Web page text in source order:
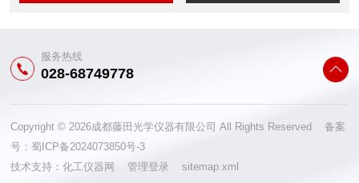
服务热线
028-68749778
Copyright © 2026成都藤田光学仪器有限公司 All Rights Reserved 备案
号：蜀ICP备2024073850号-3
技术支持：化工仪器网管理登录 sitemap.xml